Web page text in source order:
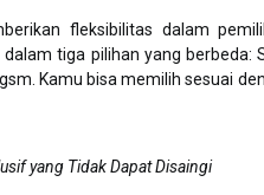
fleksibilitas dalam
dalam tiga pilihan yang
Kamu bisa memilih sesuai
yang Tidak Dapat Disaingi